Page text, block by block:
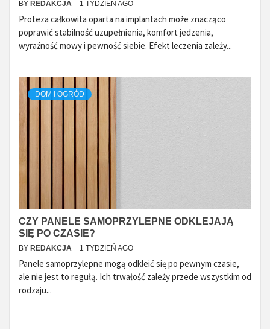
BY REDAKCJA 1 TYDZIEŃ AGO
Proteza całkowita oparta na implantach może znacząco
poprawić stabilność uzupełnienia, komfort jedzenia,
wyraźność mowy i pewność siebie. Efekt leczenia zależy...
DOM I OGRÓD
CZY PANELE SAMOPRZYLEPNE ODKLEJAJĄ
SIĘ PO CZASIE?
BY REDAKCJA 1 TYDZIEŃ AGO
Panele samoprzylepne mogą odkleić się po pewnym czasie,
ale nie jest to regułą. Ich trwałość zależy przede wszystkim od
rodzaju...